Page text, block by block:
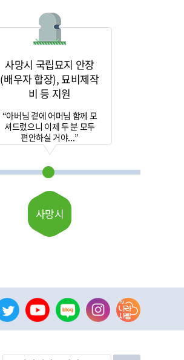
사망시
사망시 국립묘지 안장
(배우자 합장), 묘비제작
비 등 지원
“아버님 곁에 어머님 함께 모
셔드렸으니 이제 두 분 모두
편안하실 거야...”